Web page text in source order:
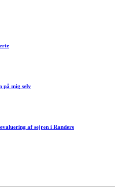
på mig selv
af sejren i Randers